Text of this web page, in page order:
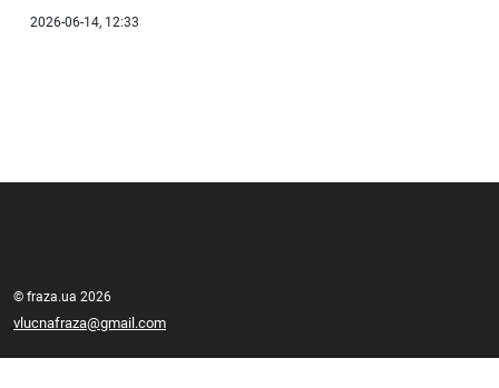
2026-06-14, 12:33
© fraza.ua 2026
vlucnafraza@gmail.com